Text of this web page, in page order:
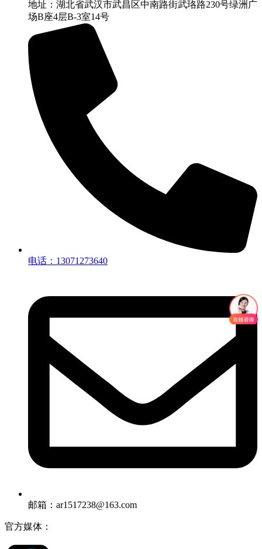
地址：湖北省武汉市武昌区中南路街武珞路230号绿洲广
场B座4层B-3室14号
电话：13071273640
邮箱：ar1517238@163.com
官方媒体：